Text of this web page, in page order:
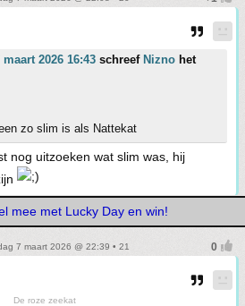
2026 16:43 schreef Nizno het
zo slim is als Nattekat
nog uitzoeken wat slim was, hij
mee met Lucky Day en win!
7 maart 2026 @ 22:39 • 21
De roze zeekat